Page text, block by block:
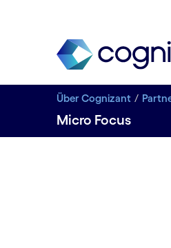
Über Cognizant
Micro Focus